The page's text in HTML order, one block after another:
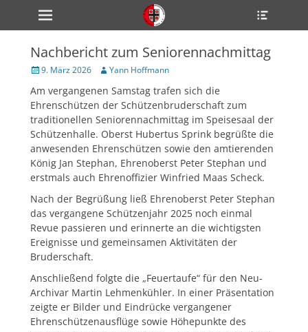
zum
Inhalt
Primärmenü
Nachbericht zum Seniorennachmittag
Veröffentlicht
9. März 2026 Author
Yann Hoffmann
Am vergangenen Samstag trafen sich die
Ehrenschützen der Schützenbruderschaft zum
traditionellen Seniorennachmittag im Speisesaal der
Schützenhalle. Oberst Hubertus Sprink begrüßte die
anwesenden Ehrenschützen sowie den amtierenden
König Jan Stephan, Ehrenoberst Peter Stephan und
erstmals auch Ehrenoffizier Winfried Maas Scheck.
Nach der Begrüßung ließ Ehrenoberst Peter Stephan
das vergangene Schützenjahr 2025 noch einmal
Revue passieren und erinnerte an die wichtigsten
Ereignisse und gemeinsamen Aktivitäten der
Bruderschaft.
Anschließend folgte die „Feuertaufe“ für den Neu-
Archivar Martin Lehmenkühler. In einer Präsentation
zeigte er Bilder und Eindrücke vergangener
Ehrenschützenausflüge sowie Höhepunkte des